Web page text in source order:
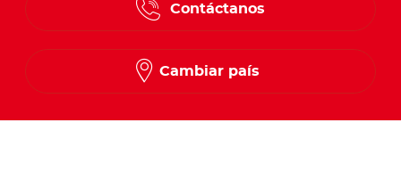
Contáctanos
Cambiar país